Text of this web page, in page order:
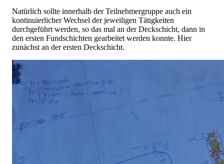
Natürlich sollte innerhalb der Teilnehmergruppe auch ein
kontinuierlicher Wechsel der jeweiligen Tätigkeiten
durchgeführt werden, so das mal an der Deckschicht, dann in
den ersten Fundschichten gearbeitet werden konnte. Hier
zunächst an der ersten Deckschicht.